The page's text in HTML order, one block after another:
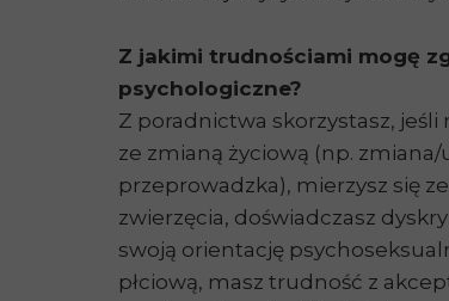
Z jakimi trudnościami mogę
psychologiczne?
Z poradnictwa skorzystasz,
ze zmianą życiową (np.
przeprowadzka), mierzysz się
zwierzęcia, doświadczasz
swoją orientację
płciową, masz trudność z